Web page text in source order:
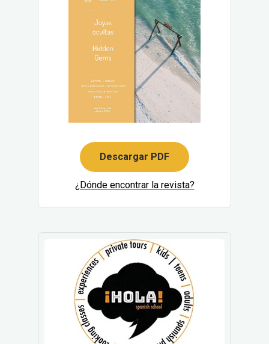
Descargar PDF
¿Dónde encontrar la revista?